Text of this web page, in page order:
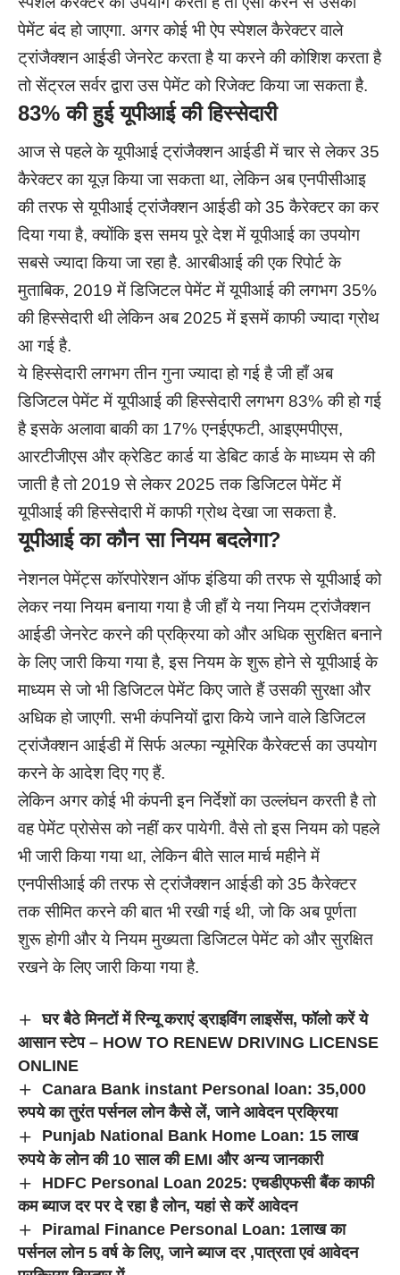
पेमेंट बंद हो जाएगा. अगर कोई भी ऐप स्पेशल कैरेक्टर वाले
ट्रांजैक्शन आईडी जेनरेट करता है या करने की कोशिश करता है
तो सेंट्रल सर्वर द्वारा उस पेमेंट को रिजेक्ट किया जा सकता है.
83% की हुई यूपीआई की हिस्सेदारी
आज से पहले के यूपीआई ट्रांजैक्शन आईडी में चार से लेकर 35
कैरेक्टर का यूज़ किया जा सकता था, लेकिन अब एनपीसीआइ
की तरफ से यूपीआई ट्रांजैक्शन आईडी को 35 कैरेक्टर का कर
दिया गया है, क्योंकि इस समय पूरे देश में यूपीआई का उपयोग
सबसे ज्यादा किया जा रहा है. आरबीआई की एक रिपोर्ट के
मुताबिक, 2019 में डिजिटल पेमेंट में यूपीआई की लगभग 35%
की हिस्सेदारी थी लेकिन अब 2025 में इसमें काफी ज्यादा ग्रोथ
आ गई है.
ये हिस्सेदारी लगभग तीन गुना ज्यादा हो गई है जी हाँ अब
डिजिटल पेमेंट में यूपीआई की हिस्सेदारी लगभग 83% की हो गई
है इसके अलावा बाकी का 17% एनईएफटी, आइएमपीएस,
आरटीजीएस और क्रेडिट कार्ड या डेबिट कार्ड के माध्यम से की
जाती है तो 2019 से लेकर 2025 तक डिजिटल पेमेंट में
यूपीआई की हिस्सेदारी में काफी ग्रोथ देखा जा सकता है.
यूपीआई का कौन सा नियम बदलेगा?
नेशनल पेमेंट्स कॉरपोरेशन ऑफ इंडिया की तरफ से यूपीआई को
लेकर नया नियम बनाया गया है जी हाँ ये नया नियम ट्रांजैक्शन
आईडी जेनरेट करने की प्रक्रिया को और अधिक सुरक्षित बनाने
के लिए जारी किया गया है, इस नियम के शुरू होने से यूपीआई के
माध्यम से जो भी डिजिटल पेमेंट किए जाते हैं उसकी सुरक्षा और
अधिक हो जाएगी. सभी कंपनियों द्वारा किये जाने वाले डिजिटल
ट्रांजैक्शन आईडी में सिर्फ अल्फा न्यूमेरिक कैरेक्टर्स का उपयोग
करने के आदेश दिए गए हैं.
लेकिन अगर कोई भी कंपनी इन निर्देशों का उल्लंघन करती है तो
वह पेमेंट प्रोसेस को नहीं कर पायेगी. वैसे तो इस नियम को पहले
भी जारी किया गया था, लेकिन बीते साल मार्च महीने में
एनपीसीआई की तरफ से ट्रांजैक्शन आईडी को 35 कैरेक्टर
तक सीमित करने की बात भी रखी गई थी, जो कि अब पूर्णता
शुरू होगी और ये नियम मुख्यता डिजिटल पेमेंट को और सुरक्षित
रखने के लिए जारी किया गया है.
घर बैठे मिनटों में रिन्यू कराएं ड्राइविंग लाइसेंस, फॉलो करें ये
आसान स्टेप – HOW TO RENEW DRIVING LICENSE
ONLINE
Canara Bank instant Personal loan: 35,000
रुपये का तुरंत पर्सनल लोन कैसे लें, जाने आवेदन प्रक्रिया
Punjab National Bank Home Loan: 15 लाख
रुपये के लोन की 10 साल की EMI और अन्य जानकारी
HDFC Personal Loan 2025: एचडीएफसी बैंक काफी
कम ब्याज दर पर दे रहा है लोन, यहां से करें आवेदन
Piramal Finance Personal Loan: 1लाख का
पर्सनल लोन 5 वर्ष के लिए, जाने ब्याज दर ,पात्रता एवं आवेदन